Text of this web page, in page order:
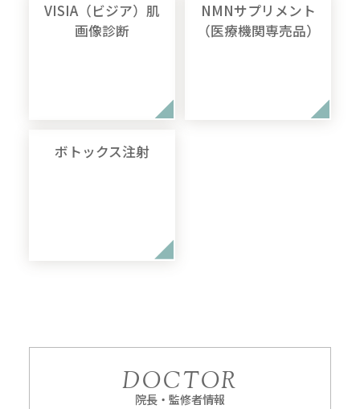
VISIA（ビジア）肌
画像診断
NMNサプリメント
（医療機関専売品）
ボトックス注射
DOCTOR
院長・監修者情報